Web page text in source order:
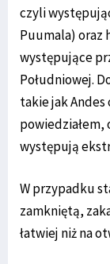
czyli
Puumala) oraz
występujące
Południowej.
takie jak
powiedziałem,
występują
W przypadku
zamkniętą,
łatwiej niż na